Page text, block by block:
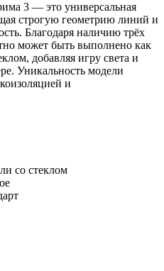
3 — это универсальная
строгую геометрию линий и
Благодаря наличию трёх
может быть выполнено как
добавляя игру света и
Уникальность модели
и
со стеклом